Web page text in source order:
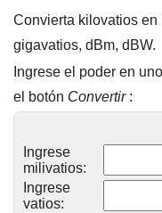
Convierta kilovatios en
gigavatios, dBm, dBW.
Ingrese el poder en
el botón Convertir:
Ingrese
milivatios:
Ingrese
vatios: